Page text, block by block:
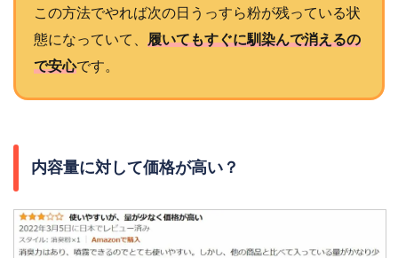
この方法でやれば次の日うっすら粉が残っている状
態になっていて、 履いてもすぐに馴染んで消えるの
で安心です。
内容量に対して価格が高い？